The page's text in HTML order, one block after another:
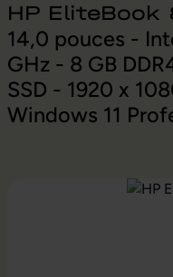
HP
14,0 pouces -
GHz - 8 GB
SSD - 1920 x
Windows 11
Ignorer la galerie d'images